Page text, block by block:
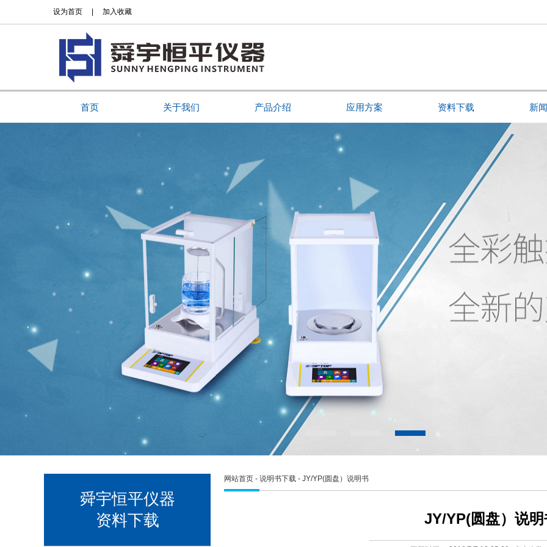
设为首页 加入收藏
首页 关于我们 产品介绍 应用方案 资料下载 新
舜宇恒平仪器
资料下载
网站首页 - 说明书下载 - JY/YP(圆盘）说明书
JY/YP(圆盘）说明